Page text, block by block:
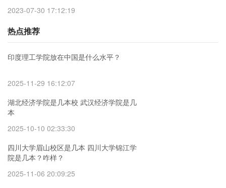
2023-07-30 17:12:19
热点推荐
印度理工学院放在中国是什么水平？
2025-11-29 16:12:07
湖北经济学院是几本校 武汉经济学院是几
本
2025-10-10 02:33:30
四川大学眉山校区是几本 四川大学锦江学
院是几本？咋样？
2025-11-06 20:09:25